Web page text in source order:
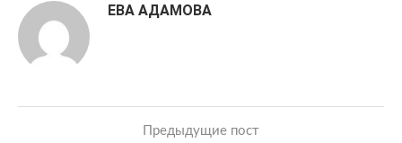
ЕВА АДАМОВА
Предыдущие пост